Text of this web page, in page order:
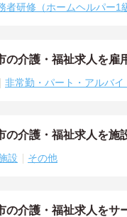
者研修（ホームヘルパー1
の介護・福祉求人を雇
非常勤・パート・アルバイ
の介護・福祉求人を施
設 その他
の介護・福祉求人をサ